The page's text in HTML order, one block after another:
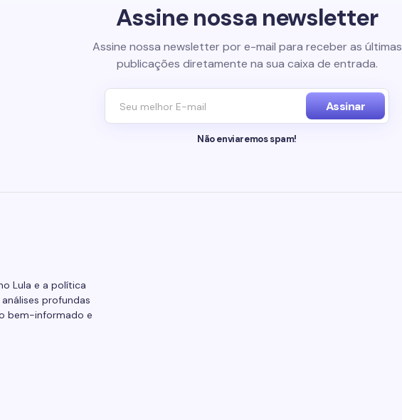
Assine nossa newsletter
Assine nossa newsletter por e-mail para receber as últimas
publicações diretamente na sua caixa de entrada.
Assinar
Não enviaremos spam!
Lula e a política
profundas
bem-informado e